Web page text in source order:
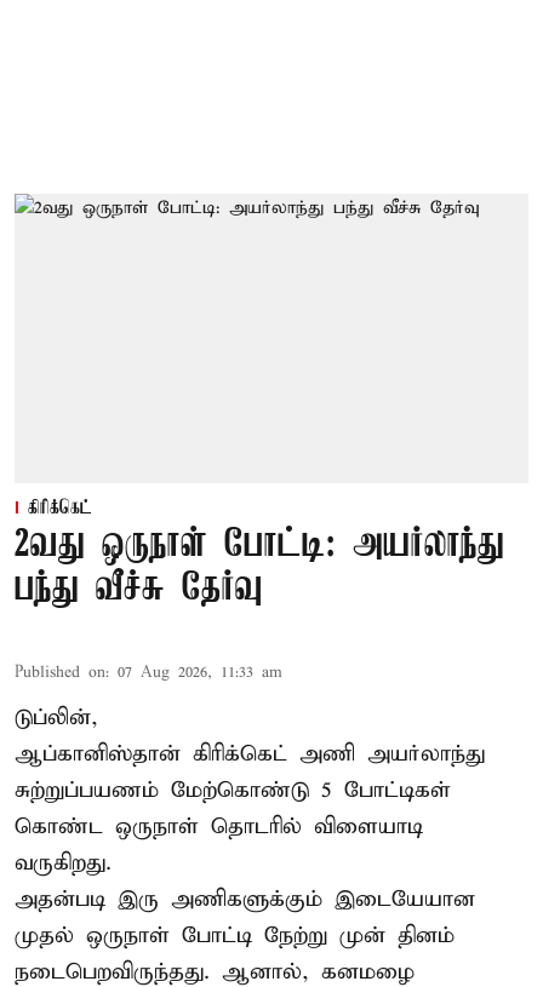
கிரிக்கெட்
2வது ஒருநாள் போட்டி: அயர்லாந்து
பந்து வீச்சு தேர்வு
Published on: 07 Aug 2026, 11:33 am
டுப்லின்,
ஆப்கானிஸ்தான் கிரிக்கெட் அணி அயர்லாந்து
சுற்றுப்பயணம் மேற்கொண்டு 5 போட்டிகள்
கொண்ட ஒருநாள் தொடரில் விளையாடி
வருகிறது.
அதன்படி இரு அணிகளுக்கும் இடையேயான
முதல் ஒருநாள் போட்டி நேற்று முன் தினம்
நடைபெறவிருந்தது. ஆனால், கனமழை